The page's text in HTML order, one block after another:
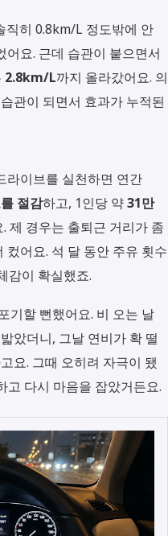
직히 0.8km/L 정도밖에 안
요. 근데 습관이 붙으면서
2.8km/L까지 올라갔어요. 의
관이 되면서 효과가 누적된
라이브를 실천하면 연간
절감하고, 1인당 약31만
제 경우는 출퇴근 거리가 좀
어요. 석 달 동안 주유 횟수
감이 확실했죠.
기할 뻔했어요. 비 오는 날
았더니, 그날 연비가 확 떨
요. 그때 오히려 자극이 됐
고 다시 마음을 잡았거든요.